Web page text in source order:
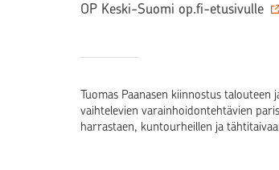
OP Keski-Suomi op.fi-etusivulle
Tuomas Paanasen kiinnostus talouteen
vaihtelevien varainhoidontehtävien
harrastaen, kuntourheillen ja